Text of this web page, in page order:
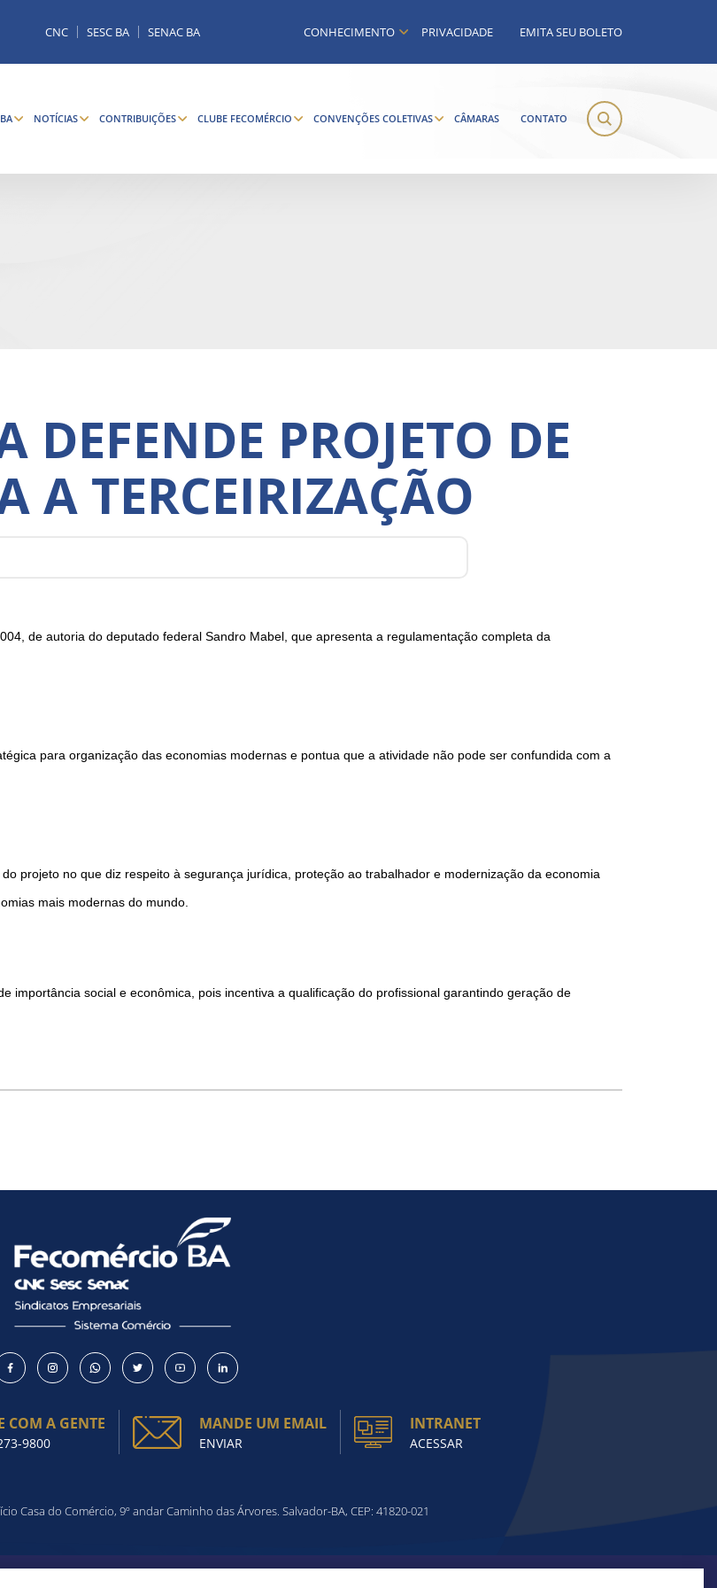
CNC SESC BA SENAC BA CONHECIMENTO PRIVACIDADE EMITA SEU BOLETO
NOTÍCIAS CONTRIBUIÇÕES CLUBE FECOMÉRCIO CONVENÇÕES COLETIVAS CÂMARAS CONTATO
DEFENDE PROJETO DE
A TERCEIRIZAÇÃO
de autoria do deputado federal Sandro Mabel, que apresenta a regulamentação completa da
para organização das economias modernas e pontua que a atividade não pode ser confundida com a
projeto no que diz respeito à segurança jurídica, proteção ao trabalhador e modernização da economia
mais modernas do mundo.
importância social e econômica, pois incentiva a qualificação do profissional garantindo geração de
COM A GENTE
9800
MANDE UM EMAIL
ENVIAR
INTRANET
ACESSAR
Casa do Comércio, 9º andar Caminho das Árvores. Salvador-BA, CEP: 41820-021